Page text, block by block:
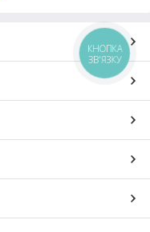
КНОПКА
ЗВ'ЯЗКУ